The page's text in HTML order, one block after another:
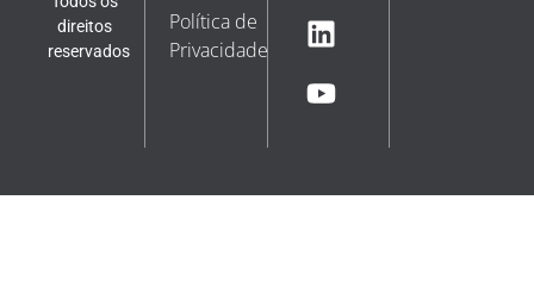
direitos
reservados
Política de
Privacidade